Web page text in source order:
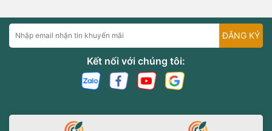
ĐĂNG KÝ
Kết nối với chúng tôi: